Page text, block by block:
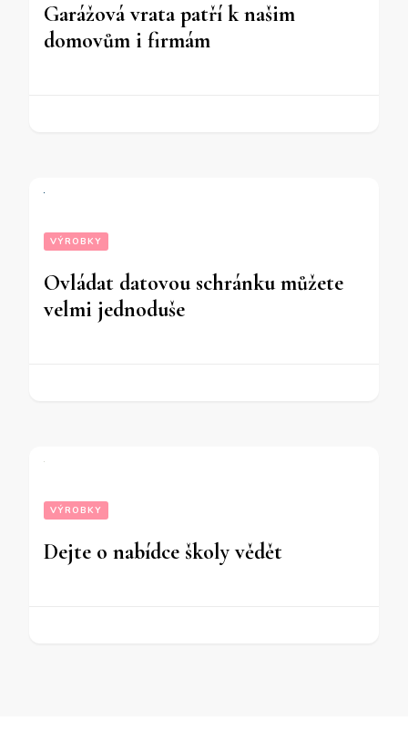
Garážová vrata patří k našim
domovům i firmám
VÝROBKY
Ovládat datovou schránku můžete
velmi jednoduše
VÝROBKY
Dejte o nabídce školy vědět